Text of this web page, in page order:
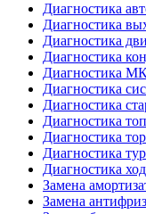
Диагностика
Диагностика
Диагностика
Диагностика
Диагностика
Диагностика
Диагностика
Диагностика
Диагностика
Диагностика
Диагностика
Замена
Замена